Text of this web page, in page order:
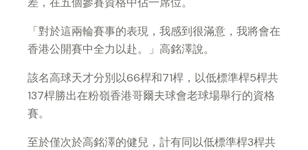
「對於這兩輪賽事的表現，我感到很滿意，我將會在
香港公開賽中全力以赴。」高銘澤說。
該名高球天才分別以66桿和71桿，以低標準桿5桿共
137桿勝出在粉嶺香港哥爾夫球會老球場舉行的資格
賽。
至於僅次於高銘澤的健兒，計有同以低標準桿3桿共